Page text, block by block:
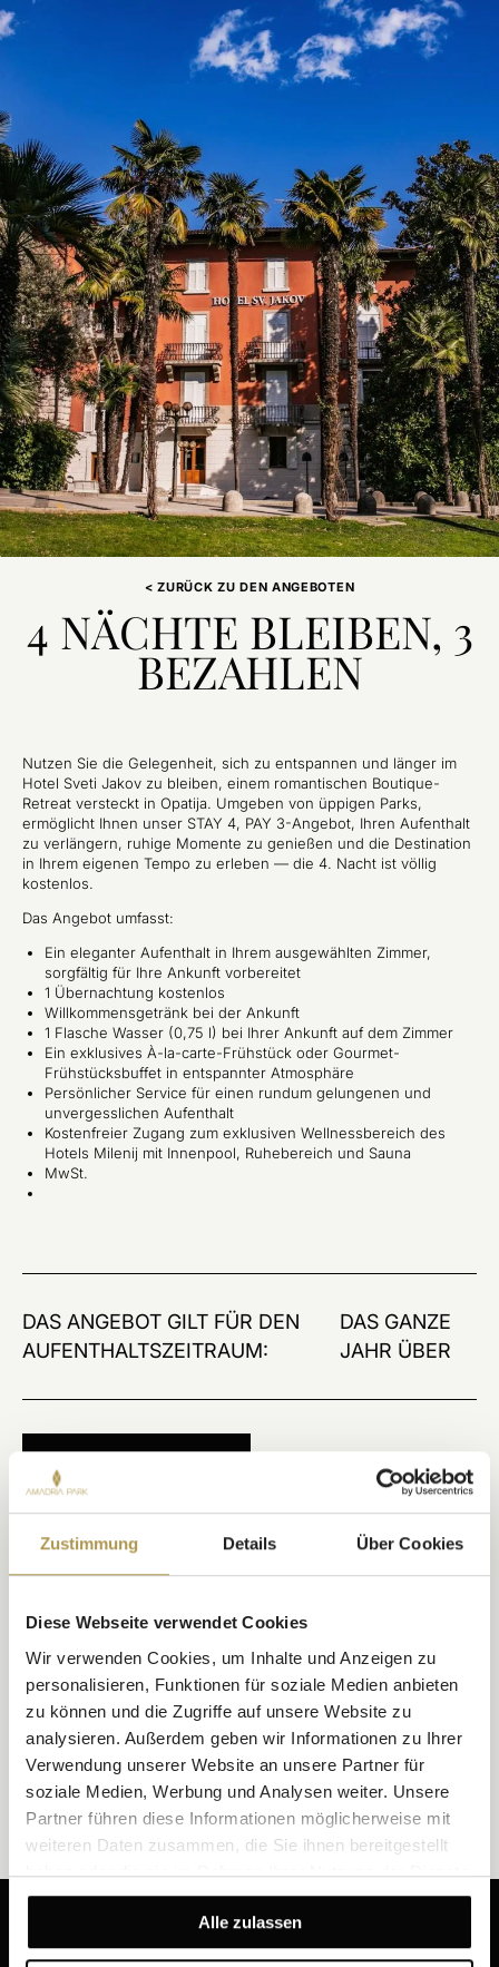
Zustimmung Details Über Cookies
Diese Webseite verwendet Cookies
Wir verwenden Cookies, um Inhalte und Anzeigen zu
personalisieren, Funktionen für soziale Medien anbieten
zu können und die Zugriffe auf unsere Website zu
analysieren. Außerdem geben wir Informationen zu Ihrer
Verwendung unserer Website an unsere Partner für
soziale Medien, Werbung und Analysen weiter. Unsere
Partner führen diese Informationen möglicherweise mit
weiteren Daten zusammen, die Sie ihnen bereitgestellt
haben oder die sie im Rahmen Ihrer Nutzung der Dienste
gesammelt haben.
Alle zulassen
< ZURÜCK ZU DEN ANGEBOTEN
4 NÄCHTE BLEIBEN, 3
BEZAHLEN
Nutzen Sie die Gelegenheit, sich zu entspannen und länger im
Hotel Sveti Jakov zu bleiben, einem romantischen Boutique-
Retreat versteckt in Opatija. Umgeben von üppigen Parks,
ermöglicht Ihnen unser STAY 4, PAY 3-Angebot, Ihren Aufenthalt
zu verlängern, ruhige Momente zu genießen und die Destination
in Ihrem eigenen Tempo zu erleben — die 4. Nacht ist völlig
kostenlos.
Das Angebot umfasst:
Ein eleganter Aufenthalt in Ihrem ausgewählten Zimmer,
sorgfältig für Ihre Ankunft vorbereitet
1 Übernachtung kostenlos
Willkommensgetränk bei der Ankunft
1 Flasche Wasser (0,75 l) bei Ihrer Ankunft auf dem Zimmer
Ein exklusives À-la-carte-Frühstück oder Gourmet-
Frühstücksbuffet in entspannter Atmosphäre
Persönlicher Service für einen rundum gelungenen und
unvergesslichen Aufenthalt
Kostenfreier Zugang zum exklusiven Wellnessbereich des
Hotels Milenij mit Innenpool, Ruhebereich und Sauna
MwSt.
DAS ANGEBOT GILT FÜR DEN
AUFENTHALTSZEITRAUM:
DAS GANZE
JAHR ÜBER
JETZT BUCHEN
Erhalten Sie unsere neuesten Angebote und
Neuigkeiten